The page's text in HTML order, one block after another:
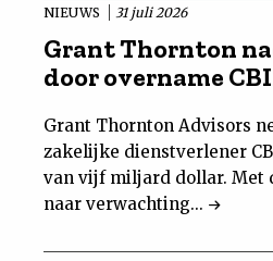
NIEUWS 31 juli 2026
Grant Thornton
door overname
Grant Thornton Advisors
zakelijke dienstverlener
van vijf miljard dollar. Met
naar verwachting...